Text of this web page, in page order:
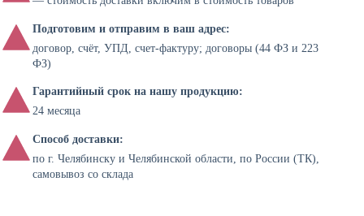
Подготовим и отправим в ваш адрес:
договор, счёт, УПД, счет-фактуру; договоры (44 ФЗ и 223
ФЗ)
Гарантийный срок на нашу продукцию:
24 месяца
Способ доставки:
по г. Челябинску и Челябинской области, по России (ТК),
самовывоз со склада